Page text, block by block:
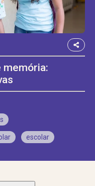
memória:
escolar